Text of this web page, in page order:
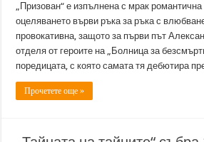
„Призован“ е изпълнена с мрак романтична
оцеляването върви ръка за ръка с
провокативна, защото за първи път
отделя от героите на „Болница за
поредицата, с която самата тя дебютира
Прочетете още »